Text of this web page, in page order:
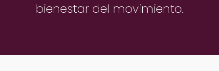
bienestar del movimiento.